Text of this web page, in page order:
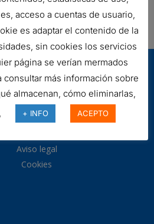
Aviso legal
Cookies
acceso a cuentas de usuario,
es adaptar el contenido de la
sin cookies los servicios
página se verían mermados
consultar más información sobre
almacenan, cómo eliminarlas,
+ INFO ACEPTO